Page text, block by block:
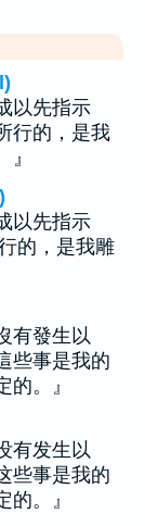
以先指示
行的，是我
以先指示
的，是我雕
有發生以
些事是我的
。』
有发生以
些事是我的
。』